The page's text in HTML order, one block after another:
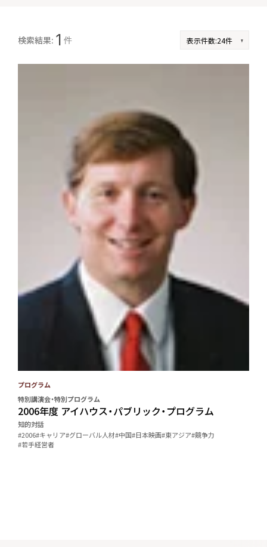
検索結果: 1 件
プログラム
特別講演会・特別プログラム
2006年度 アイハウス・パブリック・プログラム
知的対話
#2006#キャリア#グローバル人材#中国#日本映画#東アジア#競争力
#若手経営者